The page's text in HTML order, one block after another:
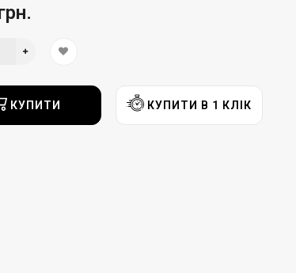
КУПИТИ КУПИТИ В 1 КЛІК